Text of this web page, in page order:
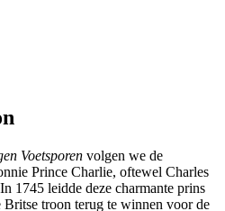
Voetsporen volgen we de
Prince Charlie, oftewel Charles
1745 leidde deze charmante prins
Britse troon terug te winnen voor de